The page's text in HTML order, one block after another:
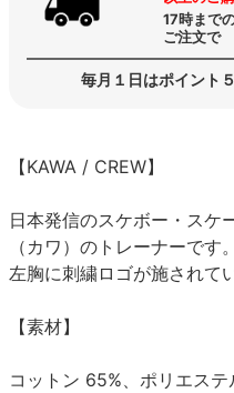
17時まで
ご注文で
毎月１日はポイント
【KAWA / CREW】
日本発信のスケボー・スケ
（カワ）のトレーナーです。
左胸に刺繍ロゴが施されて
【素材】
コットン 65%、ポリエステ